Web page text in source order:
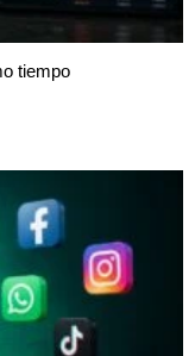
tiempo